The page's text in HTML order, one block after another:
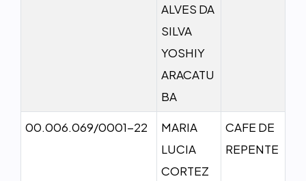
ALVES DA
SILVA
YOSHIY
ARACATU
BA
00.006.069/0001-22
MARIA
LUCIA
CORTEZ
CAFE DE
REPENTE